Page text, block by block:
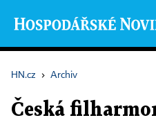
HN.cz › Archiv
Česká